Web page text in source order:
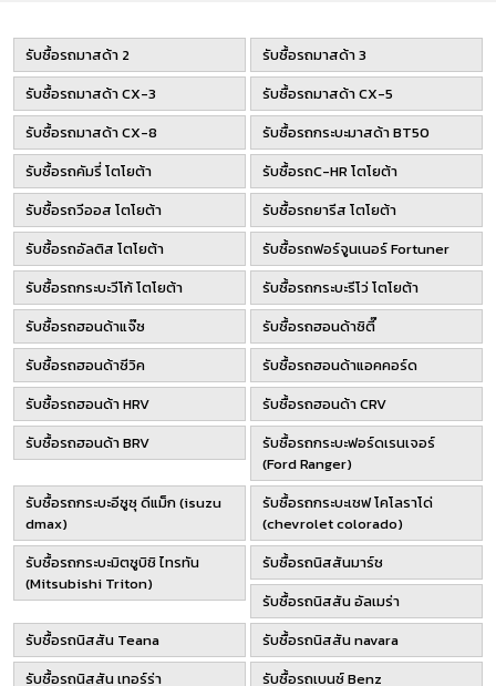
รับซื้อรถมาสด้า 2
รับซื้อรถมาสด้า 3
รับซื้อรถมาสด้า CX-3
รับซื้อรถมาสด้า CX-5
รับซื้อรถมาสด้า CX-8
รับซื้อรถกระบะมาสด้า BT50
รับซื้อรถคัมรี่ โตโยต้า
รับซื้อรถC-HR โตโยต้า
รับซื้อรถวีออส โตโยต้า
รับซื้อรถยารีส โตโยต้า
รับซื้อรถอัลติส โตโยต้า
รับซื้อรถฟอร์จูนเนอร์ Fortuner
รับซื้อรถกระบะวีโก้ โตโยต้า
รับซื้อรถกระบะรีโว่ โตโยต้า
รับซื้อรถฮอนด้าแจ๊ซ
รับซื้อรถฮอนด้าซิตี๊
รับซื้อรถฮอนด้าซีวิค
รับซื้อรถฮอนด้าแอคคอร์ด
รับซื้อรถฮอนด้า HRV
รับซื้อรถฮอนด้า CRV
รับซื้อรถฮอนด้า BRV
รับซื้อรถกระบะฟอร์ดเรนเจอร์
(Ford Ranger)
รับซื้อรถกระบะอีซูซุ ดีแม็ก (isuzu
dmax)
รับซื้อรถกระบะเชฟ โคโลราโด่
(chevrolet colorado)
รับซื้อรถกระบะมิตซูบิชิ ไทรทัน
(Mitsubishi Triton)
รับซื้อรถนิสสันมาร์ช
รับซื้อรถนิสสัน อัลเมร่า
รับซื้อรถนิสสัน Teana
รับซื้อรถนิสสัน navara
รับซื้อรถนิสสัน เทอร์ร่า
รับซื้อรถเบนซ์ Benz